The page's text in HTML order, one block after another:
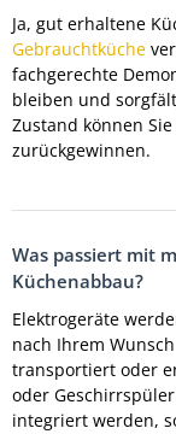
Ja, gut erhaltene
Gebrauchtküche
fachgerechte
bleiben und
Zustand können
zurückgewinnen.
Was passiert mit
Küchenabbau?
Elektrogeräte
nach Ihrem
transportiert oder
oder
integriert werden,